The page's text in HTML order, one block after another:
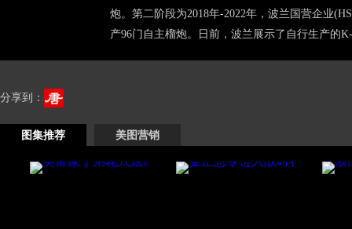
炮。第二阶段为2018年-2022年，波兰国营企业
产96门自主榴炮。日前，波兰展示了自行生产的
分享到：
图集推荐 美图营销